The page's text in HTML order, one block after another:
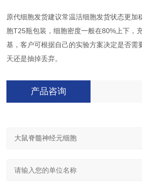
原代细胞发货建议常温活细胞发货状态更加
胞T25瓶包装，细胞密度一般在80%上下，
基，客户可根据自己的实验方案决定是否需
天还是抽掉丢弃。
产品咨询